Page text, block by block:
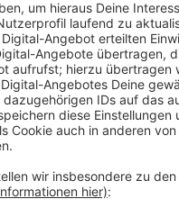
bei den 3.400
drehte Freiburg durch
in der zweiten
Doch in der dritten
eingewechselten Lars